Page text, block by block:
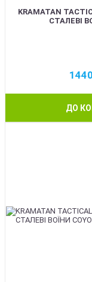
KRAMATAN
СТАЛЕВІ
1440
ДО